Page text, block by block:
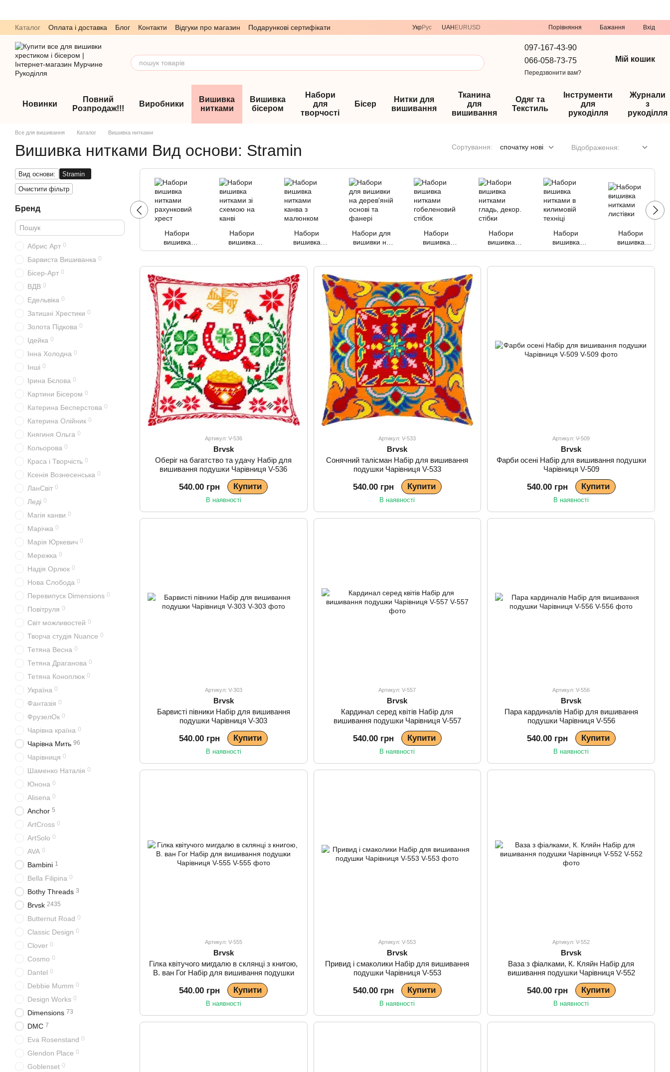
Каталог Оплата і доставка Блог Контакти Відгуки про магазин
Подарункові сертифікати
Обмін та повернення
Угода користувача
УкрРус UAH EURUSD Порівняння Бажання Вхід
097-167-43-90
066-058-73-75
Передзвонити вам?
Мій кошик
Новинки
Повний
Розпродаж!!!
Виробники
Вишивка
нитками
Вишивка
бісером
Набори
для
творчості
Бісер
Нитки для
вишивання
Тканина
для
вишивання
Одяг та
Текстиль
Інструменти
для
рукоділля
Журнали
з
рукоділля
Все для вишивання Каталог Вишивка нитками
Вишивка нитками Вид основи: Stramin Сортування: спочатку нові Відображення:
Набори
вишивка
нитками
хрест
Набори
вишивка
нитками зі
канві
Набори
вишивка
нитками канва
Набори для
вишивки на
дерев'яній
фанері
Набори
вишивка
нитками
стібок
Набори
вишивка
нитками гладь,
Набори
вишивка
нитками в
техніці
Набори
вишивка
нитками
Артикул: V-536
Brvsk
Оберіг на багатство та удачу Набір для
вишивання подушки Чарівниця V-536
540.00 грн Купити
В наявності
Артикул: V-533
Brvsk
Сонячний талісман Набір для вишивання
подушки Чарівниця V-533
540.00 грн Купити
В наявності
Артикул: V-509
Brvsk
Фарби осені Набір для вишивання подушки
Чарівниця V-509
540.00 грн Купити
В наявності
Артикул: V-303
Brvsk
Барвисті півники Набір для вишивання
подушки Чарівниця V-303
540.00 грн Купити
В наявності
Артикул: V-557
Brvsk
Кардинал серед квітів Набір для
вишивання подушки Чарівниця V-557
540.00 грн Купити
В наявності
Артикул: V-556
Brvsk
Пара кардиналів Набір для вишивання
подушки Чарівниця V-556
540.00 грн Купити
В наявності
Артикул: V-555
Brvsk
Гілка квітучого мигдалю в склянці з книгою,
В. ван Гог Набір для вишивання подушки
Чарівниця V-555
540.00 грн Купити
В наявності
Артикул: V-553
Brvsk
Привид і смаколики Набір для вишивання
подушки Чарівниця V-553
540.00 грн Купити
В наявності
Артикул: V-552
Brvsk
Ваза з фіалками, К. Кляйн Набір для
вишивання подушки Чарівниця V-552
540.00 грн Купити
В наявності
Вид основи:
Stramin
Очистити фільтр
Бренд
Абрис Арт 0
Барвиста Вишиванка 0
Бісер-Арт 0
ВДВ 0
Едельвіка 0
Затишні Хрестики 0
Золота Підкова 0
Ідейка 0
Інна Холодна 0
Інші 0
Ірина Бєлова 0
Картини Бісером 0
Катерина Бесперстова 0
Катерина Олійник 0
Княгиня Ольга 0
Кольорова 0
Краса і Творчість 0
Ксенія Вознесенська 0
ЛанСвіт 0
Леді 0
Магія канви 0
Марічка 0
Марія Юркевич 0
Мережка 0
Надія Орлюк 0
Нова Слобода 0
Перевипуск Dimensions 0
Повітруля 0
Світ можливостей 0
Творча студія Nuance 0
Тетяна Весна 0
Тетяна Драганова 0
Тетяна Коноплюк 0
Україна 0
Фантазія 0
ФрузелОк 0
Чарівна країна 0
Чарівна Мить 96
Чарівниця 0
Шаменко Наталія 0
Юнона 0
Alisena 0
Anchor 5
ArtCross 0
ArtSolo 0
AVA 0
Bambini 1
Bella Filipina 0
Bothy Threads 3
Brvsk 2435
Butternut Road 0
Classic Design 0
Clover 0
Cosmo 0
Dantel 0
Debbie Mumm 0
Design Works 0
Dimensions 73
DMC 7
Eva Rosenstand 0
Glendon Place 0
Goblenset 0